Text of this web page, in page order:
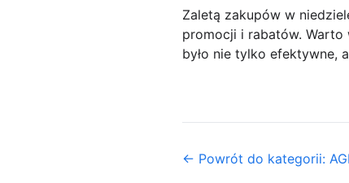
Zaletą zakupów w
promocji i rabatów.
było nie tylko efektywne,
← Powrót do kategorii: